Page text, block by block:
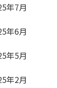
年7月
年6月
年5月
年2月